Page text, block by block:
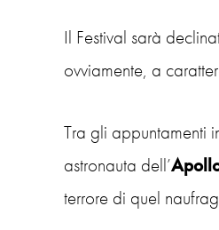
Il Festival sarà
ovviamente, a
Tra gli appuntamenti
astronauta dell’
terrore di quel